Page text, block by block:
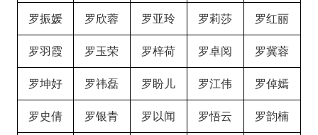
罗振媛 罗欣蓉 罗亚玲 罗莉莎 罗红丽
罗羽霞 罗玉荣 罗梓荷 罗卓阅 罗冀蓉
罗坤好 罗祎磊 罗盼儿 罗江伟 罗倬嫣
罗史倩 罗银青 罗以闻 罗悟云 罗韵楠